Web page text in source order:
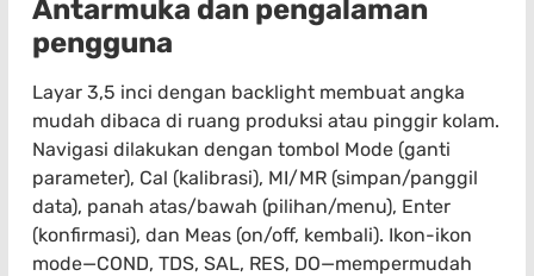
Antarmuka dan pengalaman
pengguna
Layar 3,5 inci dengan backlight membuat angka
mudah dibaca di ruang produksi atau pinggir kolam.
Navigasi dilakukan dengan tombol Mode (ganti
parameter), Cal (kalibrasi), MI/MR (simpan/panggil
data), panah atas/bawah (pilihan/menu), Enter
(konfirmasi), dan Meas (on/off, kembali). Ikon-ikon
mode—COND, TDS, SAL, RES, DO—mempermudah